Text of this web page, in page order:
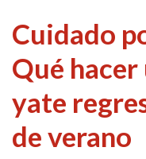
Cuidado
Qué hacer
yate
de verano